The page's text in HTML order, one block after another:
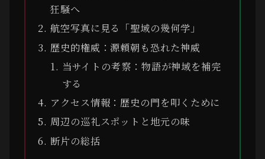
狂騒へ
航空写真に見る「聖域の幾何学」
歴史的権威：源頼朝も恐れた神威
当サイトの考察：物語が神域を補完
する
アクセス情報：歴史の門を叩くために
周辺の巡礼スポットと地元の味
断片の総括